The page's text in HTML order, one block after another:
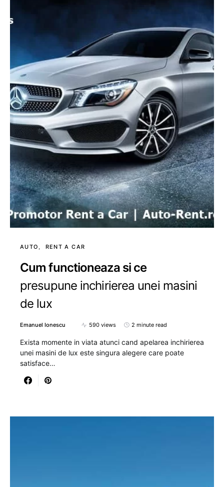
AUTO RENT A CAR
Cum functioneaza si ce
presupune inchirierea unei masini
de lux
Emanuel Ionescu 590 views 2 minute read
Exista momente in viata atunci cand apelarea inchirierea
unei masini de lux este singura alegere care poate
satisface…